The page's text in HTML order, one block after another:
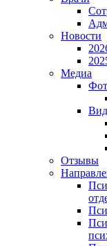
Новости
Медиа
Отзывы